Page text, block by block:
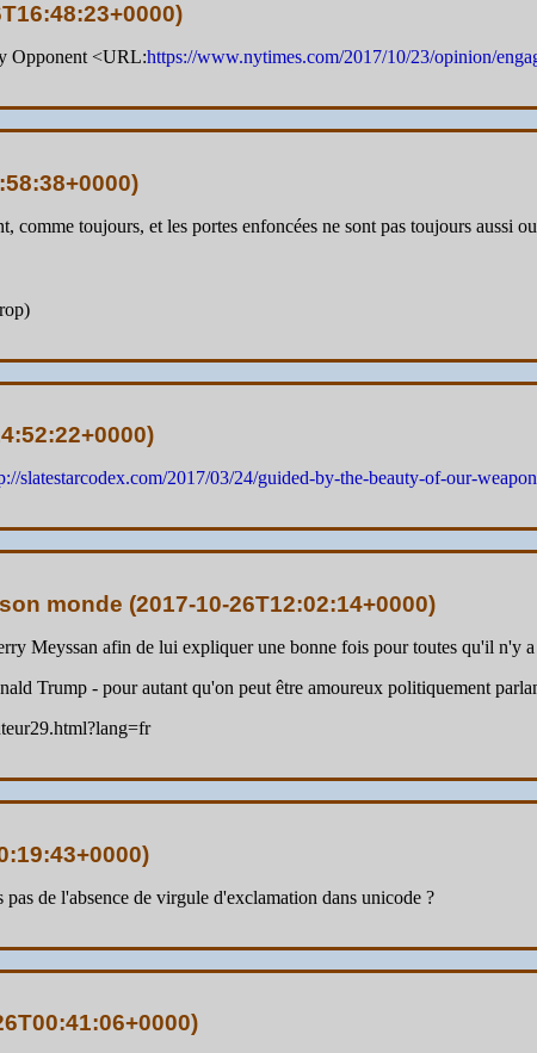
)
Opponent <URL:https://www.nytimes.com/2017/10/23/opinion/
)
comme toujours, et les portes enfoncées ne sont pas toujours aussi
)
slatestarcodex.com/2017/03/24/guided-by-the-beauty-of-our-
monde (2017-10-26T12:02:14+0000)
Meyssan afin de lui expliquer une bonne fois pour toutes qu'il n'y
Trump - pour autant qu'on peut être amoureux politiquement
)
pas de l'absence de virgule d'exclamation dans unicode ?
)